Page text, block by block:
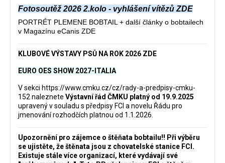
Fotosoutěž 2026 2.kolo - vyhlášení vítězů ZDE
PORTRÉT PLEMENE BOBTAIL + další články o bobtailech
v Magazínu eCanis ZDE
KLUBOVÉ VÝSTAVY PSŮ NA ROK 2026 ZDE
EURO OES SHOW 2027-ITALIA
V sekci https://www.cmku.cz/cz/rady-a-predpisy-cmku-
152 naleznete Výstavní řád ČMKU platný od 19.9.2025
upravený v souladu s předpisy FCI a novelu Řádu pro
jmenování rozhodčích platnou od 1.1.2026.
Upozornění pro zájemce o štěňata bobtailu‼️ Při výběru
se ujistěte, že štěnata jsou z chovatelské stanice FCI.
Existuje stále více organizací, které vydávají své